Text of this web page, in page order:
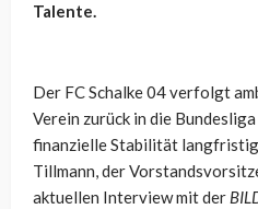
Talente.
Der FC Schalke 04 verfolgt
Verein zurück in die
finanzielle Stabilität
Tillmann, der
aktuellen Interview mit der